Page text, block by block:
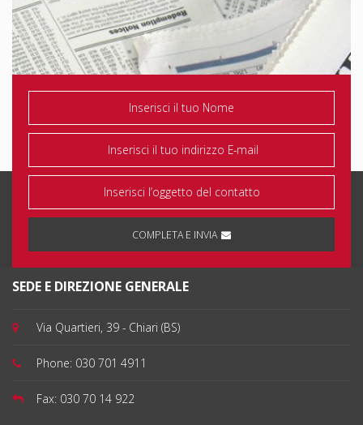
Eco di Bergamo
COMPLETA E INVIA
SEDE E DIREZIONE GENERALE
Via Quartieri, 39 - Chiari (BS)
Phone: 030 701 4911
Fax: 030 70 14 922